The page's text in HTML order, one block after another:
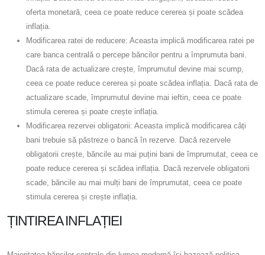
oferta monetară, ceea ce poate reduce cererea și poate scădea
inflația.
Modificarea ratei de reducere: Aceasta implică modificarea ratei pe
care banca centrală o percepe băncilor pentru a împrumuta bani.
Dacă rata de actualizare crește, împrumutul devine mai scump,
ceea ce poate reduce cererea și poate scădea inflația. Dacă rata de
actualizare scade, împrumutul devine mai ieftin, ceea ce poate
stimula cererea și poate crește inflația.
Modificarea rezervei obligatorii: Aceasta implică modificarea câți
bani trebuie să păstreze o bancă în rezerve. Dacă rezervele
obligatorii crește, băncile au mai puțini bani de împrumutat, ceea ce
poate reduce cererea și scădea inflația. Dacă rezervele obligatorii
scade, băncile au mai mulți bani de împrumutat, ceea ce poate
stimula cererea și crește inflația.
ȚINTIREA INFLAȚIEI